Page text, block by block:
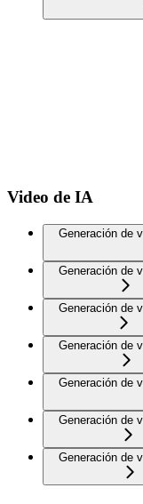
Video de IA
Generación de
Generación de
Generación de
Generación de
Generación de
Generación de
Generación de